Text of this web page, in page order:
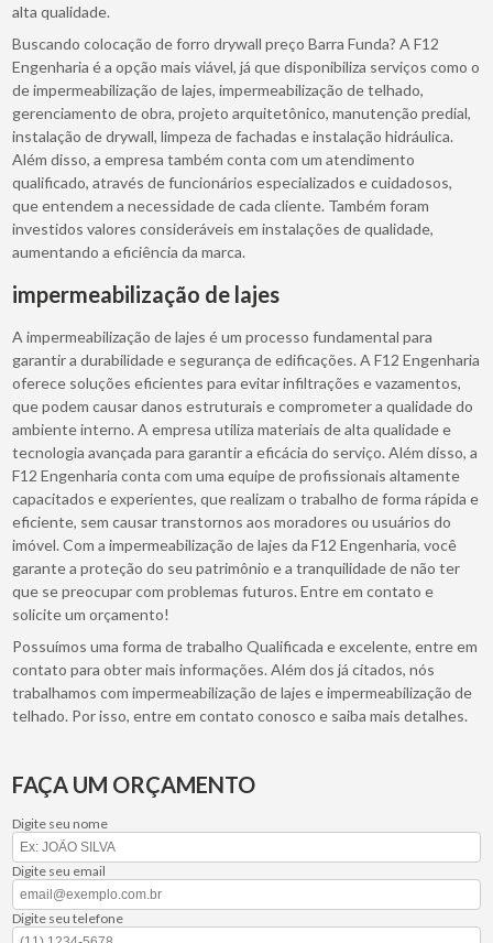
alta qualidade.
Buscando colocação de forro drywall preço Barra Funda? A F12
Engenharia é a opção mais viável, já que disponibiliza serviços como o
de impermeabilização de lajes, impermeabilização de telhado,
gerenciamento de obra, projeto arquitetônico, manutenção predial,
instalação de drywall, limpeza de fachadas e instalação hidráulica.
Além disso, a empresa também conta com um atendimento
qualificado, através de funcionários especializados e cuidadosos,
que entendem a necessidade de cada cliente. Também foram
investidos valores consideráveis em instalações de qualidade,
aumentando a eficiência da marca.
impermeabilização de lajes
A impermeabilização de lajes é um processo fundamental para
garantir a durabilidade e segurança de edificações. A F12 Engenharia
oferece soluções eficientes para evitar infiltrações e vazamentos,
que podem causar danos estruturais e comprometer a qualidade do
ambiente interno. A empresa utiliza materiais de alta qualidade e
tecnologia avançada para garantir a eficácia do serviço. Além disso, a
F12 Engenharia conta com uma equipe de profissionais altamente
capacitados e experientes, que realizam o trabalho de forma rápida e
eficiente, sem causar transtornos aos moradores ou usuários do
imóvel. Com a impermeabilização de lajes da F12 Engenharia, você
garante a proteção do seu patrimônio e a tranquilidade de não ter
que se preocupar com problemas futuros. Entre em contato e
solicite um orçamento!
Possuímos uma forma de trabalho Qualificada e excelente, entre em
contato para obter mais informações. Além dos já citados, nós
trabalhamos com impermeabilização de lajes e impermeabilização de
telhado. Por isso, entre em contato conosco e saiba mais detalhes.
FAÇA UM ORÇAMENTO
Digite seu nome
Digite seu email
Digite seu telefone